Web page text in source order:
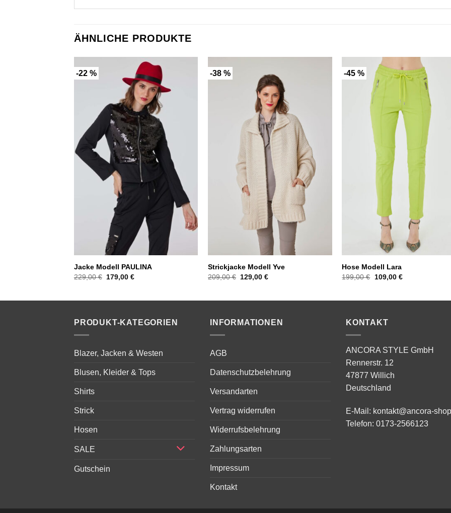
ÄHNLICHE PRODUKTE
-22 %
Jacke Modell PAULINA
229,00€ Ursprünglicher
179,00€Aktueller
-38 %
Strickjacke Modell Yve
209,00€ Ursprünglicher
129,00€Aktueller
-45 %
Hose Modell Lara
199,00€
Ursprünglicher
109,00 €Aktueller
PRODUKT-KATEGORIEN
Blazer, Jacken & Westen
Blusen, Kleider & Tops
Shirts
Strick
Hosen
SALE
Gutschein
INFORMATIONEN
AGB
Datenschutzbelehrung
Versandarten
Vertrag widerrufen
Widerrufsbelehrung
Zahlungsarten
Impressum
Kontakt
KONTAKT
ANCORA STYLE GmbH
Rennerstr. 12
47877 Willich
Deutschland
E-Mail: kontakt@ancora-
Telefon: 0173-2566123